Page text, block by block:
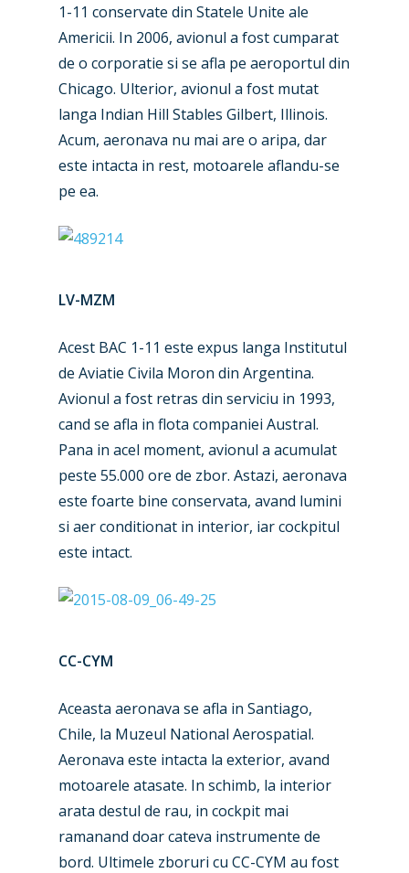
1-11 conservate din Statele Unite ale
Americii. In 2006, avionul a fost cumparat
de o corporatie si se afla pe aeroportul din
Chicago. Ulterior, avionul a fost mutat
langa Indian Hill Stables Gilbert, Illinois.
Acum, aeronava nu mai are o aripa, dar
este intacta in rest, motoarele aflandu-se
pe ea.
LV-MZM
Acest BAC 1-11 este expus langa Institutul
de Aviatie Civila Moron din Argentina.
Avionul a fost retras din serviciu in 1993,
cand se afla in flota companiei Austral.
Pana in acel moment, avionul a acumulat
peste 55.000 ore de zbor. Astazi, aeronava
este foarte bine conservata, avand lumini
si aer conditionat in interior, iar cockpitul
este intact.
CC-CYM
Aceasta aeronava se afla in Santiago,
Chile, la Muzeul National Aerospatial.
Aeronava este intacta la exterior, avand
motoarele atasate. In schimb, la interior
arata destul de rau, in cockpit mai
ramanand doar cateva instrumente de
bord. Ultimele zboruri cu CC-CYM au fost
New Routes
Farnborough 2024
Paris 2023
Farnborough 2022
Dubai 2019
Paris 2019
Military
Trip Reports
Marketplace
Jobs
Contact